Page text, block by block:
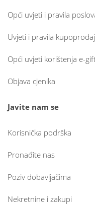
Opći uvjeti i pravila
Uvjeti i pravila
Opći uvjeti korištenja e-
Objava cjenika
Javite nam se
Korisnička podrška
Pronađite nas
Poziv dobavljačima
Nekretnine i zakupi